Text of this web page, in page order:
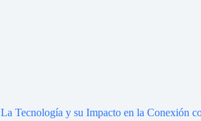
La Tecnología y su Impacto en la Conexión